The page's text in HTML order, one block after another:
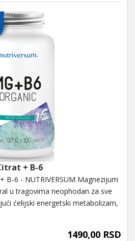
+ B-6
B-6 - NUTRIVERSUM Magnezijum
u tragovima neophodan za sve
ćelijski energetski metabolizam,
1490,00 RSD